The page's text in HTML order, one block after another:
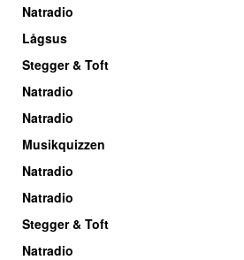
Natradio
Lågsus
Stegger & Toft
Natradio
Natradio
Musikquizzen
Natradio
Natradio
Stegger & Toft
Natradio